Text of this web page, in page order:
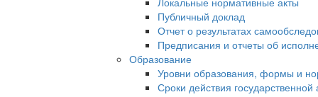
Публичный доклад
Отчет о результатах
Предписания и отчеты об
Образование
Уровни образования, формы и
Сроки действия